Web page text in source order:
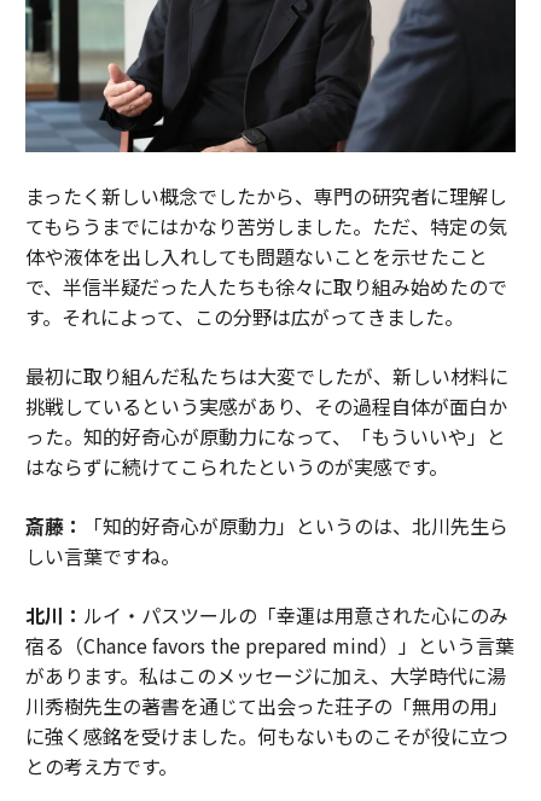
まったく新しい概念でしたから、専門の研究者に理解し
てもらうまでにはかなり苦労しました。ただ、特定の気
体や液体を出し入れしても問題ないことを示せたこと
で、半信半疑だった人たちも徐々に取り組み始めたので
す。それによって、この分野は広がってきました。
最初に取り組んだ私たちは大変でしたが、新しい材料に
挑戦しているという実感があり、その過程自体が面白か
った。知的好奇心が原動力になって、「もういいや」と
はならずに続けてこられたというのが実感です。
斎藤：
「知的好奇心が原動力」というのは、北川先生ら
しい言葉ですね。
北川： ルイ・パスツールの「幸運は用意された心にのみ
宿る（Chance favors the prepared mind）」という言葉
があります。私はこのメッセージに加え、大学時代に湯
川秀樹先生の著書を通じて出会った荘子の「無用の用」
に強く感銘を受けました。何もないものこそが役に立つ
との考え方です。